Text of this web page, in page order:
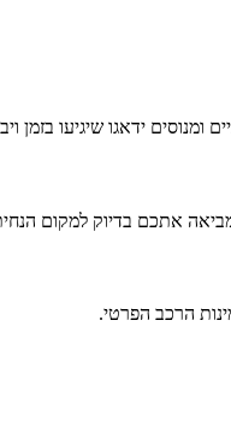
ומנוסים ידאגו שיגיעו
אתכם בדיוק למקום
הרכב הפרטי.